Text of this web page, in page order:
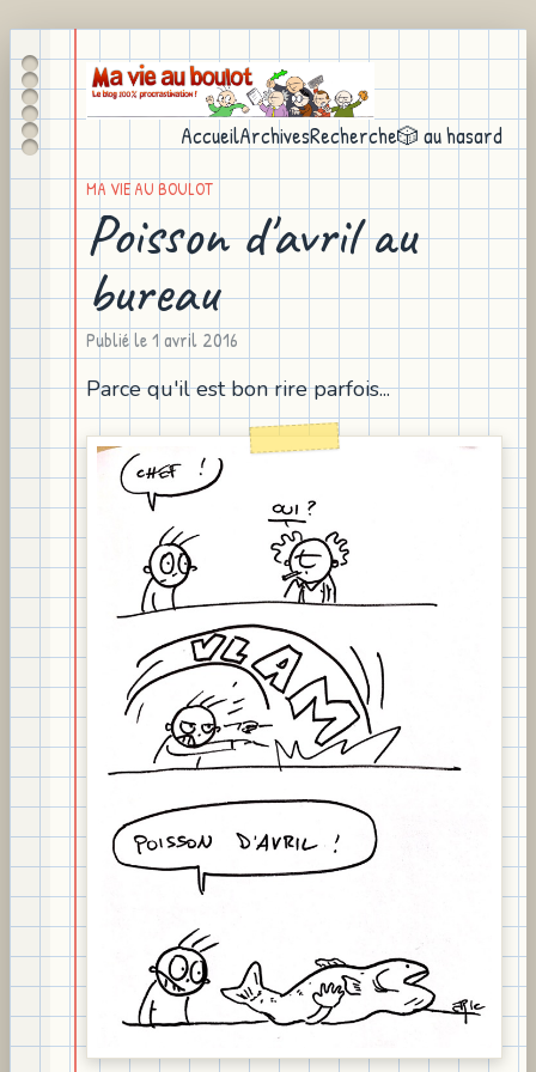
AccueilArchivesRecherche🎲 au hasard
MA VIE AU BOULOT
Poisson d'avril au
bureau
Publié le1 avril 2016
Parce qu'il est bon rire parfois...